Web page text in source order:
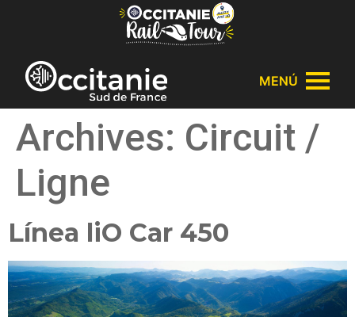
Panel de gestión de cookies
MENÚ
Archives: Circuit /
Ligne
Línea liO Car 450